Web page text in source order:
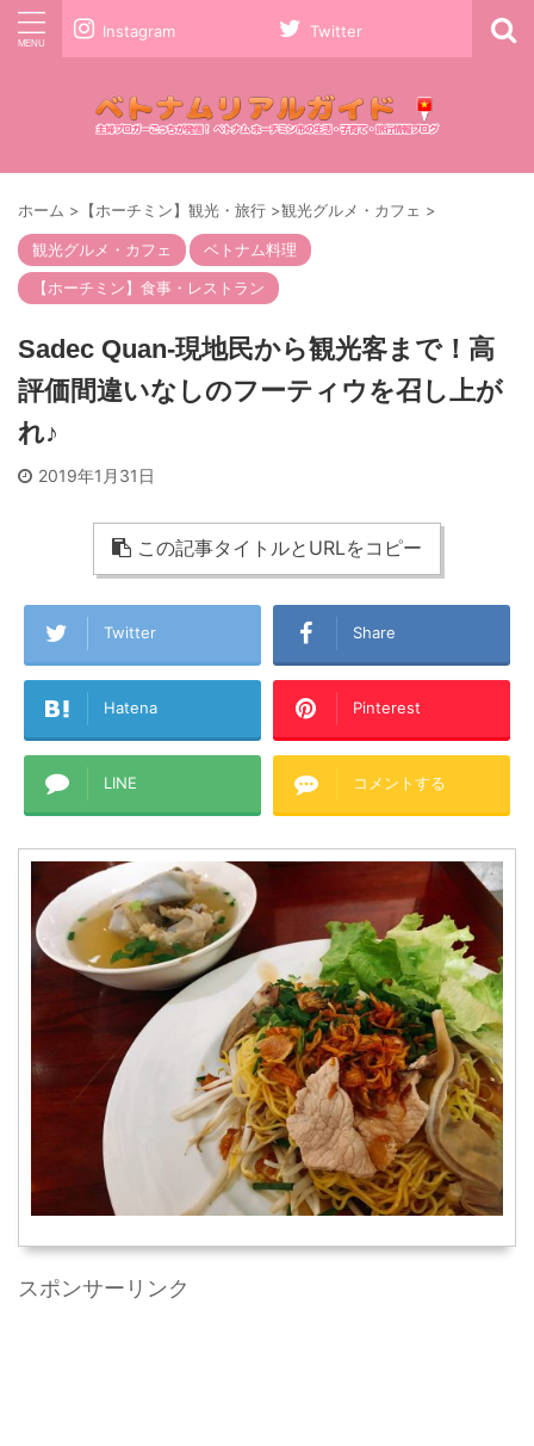
Instagram Twitter
ホーム > 【ホーチミン】観光・旅行 >観光グルメ・カフェ >
観光グルメ・カフェ
ベトナム料理
【ホーチミン】食事・レストラン
Sadec Quan-現地民から観光客まで！高
評価間違いなしのフーティウを召し上が
れ♪
2019年1月31日
この記事タイトルとURLをコピー
Twitter Share
Hatena Pinterest
LINE コメントする
スポンサーリンク